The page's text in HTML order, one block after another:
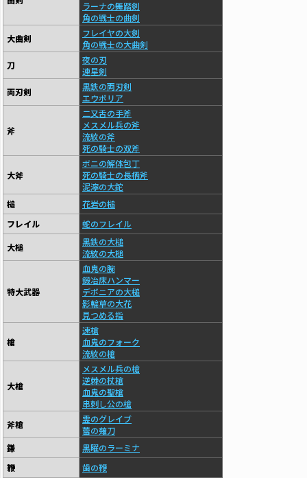
ラーナの舞踏剣
角の戦士の曲剣
大曲剣
フレイヤの大剣
角の戦士の大曲剣
刀
夜の刃
連星剣
両刃剣
黒鉄の両刃剣
エウポリア
斧
二又舌の手斧
メスメル兵の斧
流紋の斧
死の騎士の双斧
大斧
ボニの解体包丁
死の騎士の長柄斧
泥濘の大鉈
槌
花岩の槌
フレイル
蛇のフレイル
大槌
黒鉄の大槌
流紋の大槌
特大武器
血鬼の腕
鍛冶床ハンマー
デボニアの大槌
影輪草の大花
見つめる指
槍
速槍
血鬼のフォーク
流紋の槍
大槍
メスメル兵の槍
逆棘の杖槍
血鬼の聖槍
串刺し公の槍
斧槍
霊のグレイブ
蕾の薙刀
鎌
黒曜のラーミナ
鞭
歯の鞭